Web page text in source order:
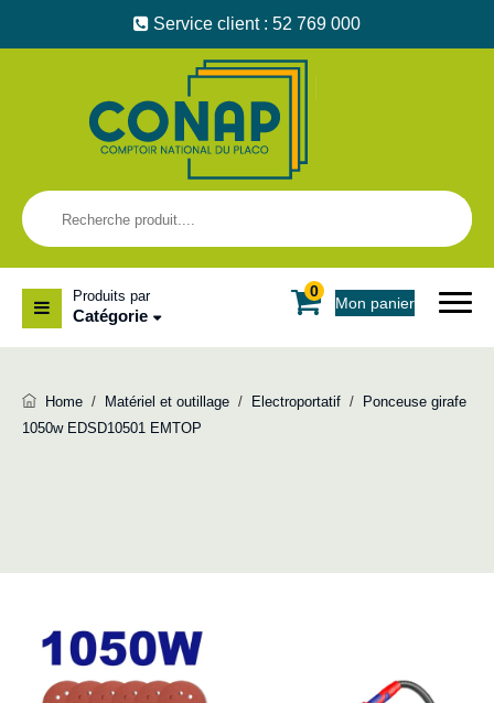
Service client : 52 769 000
0
Mon panier
Produits par
Catégorie
Home / Matériel et outillage / Electroportatif /
Ponceuse girafe
1050w EDSD10501 EMTOP